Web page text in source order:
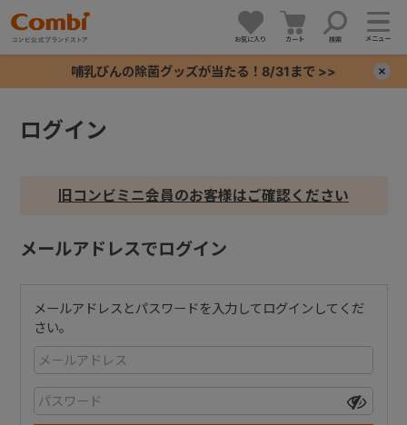
お気に入り カート 検索 メニュー
哺乳びんの除菌グッズが当たる！8/31まで >>
ログイン
旧コンビミニ会員のお客様はご確認ください
メールアドレスでログイン
メールアドレスとパスワードを入力してログインしてくだ
さい。